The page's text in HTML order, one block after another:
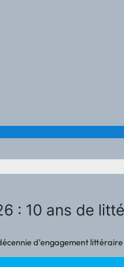
: 10 ans de
d’engagement